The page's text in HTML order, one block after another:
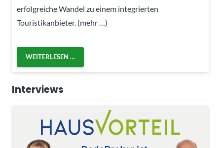
erfolgreiche Wandel zu einem integrierten
Touristikanbieter. (mehr …)
WEITERLESEN …
Interviews